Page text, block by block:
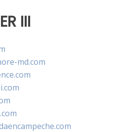
III
md.com